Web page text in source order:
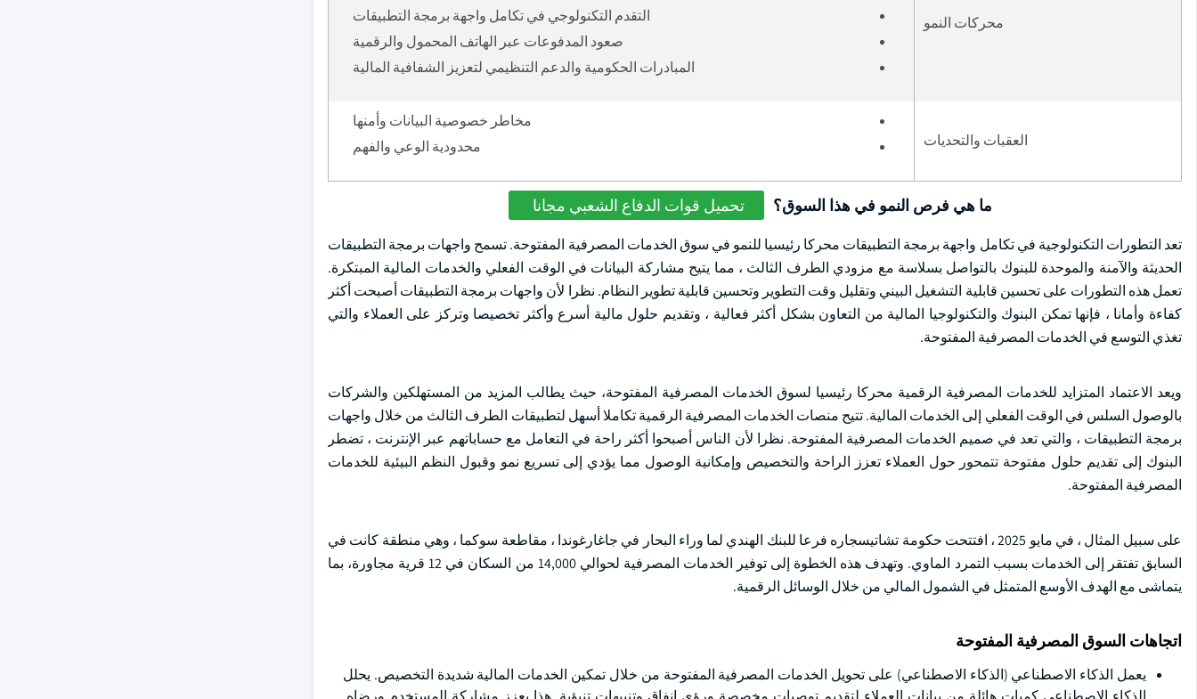
محركات النمو
التقدم التكنولوجي في تكامل واجهة برمجة التطبيقات
صعود المدفوعات عبر الهاتف المحمول والرقمية
المبادرات الحكومية والدعم التنظيمي لتعزيز الشفافية المالية
العقبات والتحديات
مخاطر خصوصية البيانات وأمنها
محدودية الوعي والفهم
ما هي فرص النمو في هذا السوق؟ تحميل قوات الدفاع الشعبي مجانا
تعد التطورات التكنولوجية في تكامل واجهة برمجة التطبيقات محركا رئيسيا للنمو في سوق الخدمات المصرفية المفتوحة. تسمح واجهات برمجة التطبيقات
الحديثة والآمنة والموحدة للبنوك بالتواصل بسلاسة مع مزودي الطرف الثالث ، مما يتيح مشاركة البيانات في الوقت الفعلي والخدمات المالية المبتكرة.
تعمل هذه التطورات على تحسين قابلية التشغيل البيني وتقليل وقت التطوير وتحسين قابلية تطوير النظام. نظرا لأن واجهات برمجة التطبيقات أصبحت أكثر
كفاءة وأمانا ، فإنها تمكن البنوك والتكنولوجيا المالية من التعاون بشكل أكثر فعالية ، وتقديم حلول مالية أسرع وأكثر تخصيصا وتركز على العملاء والتي
تغذي التوسع في الخدمات المصرفية المفتوحة.
ويعد الاعتماد المتزايد للخدمات المصرفية الرقمية محركا رئيسيا لسوق الخدمات المصرفية المفتوحة، حيث يطالب المزيد من المستهلكين والشركات
بالوصول السلس في الوقت الفعلي إلى الخدمات المالية. تتيح منصات الخدمات المصرفية الرقمية تكاملا أسهل لتطبيقات الطرف الثالث من خلال واجهات
برمجة التطبيقات ، والتي تعد في صميم الخدمات المصرفية المفتوحة. نظرا لأن الناس أصبحوا أكثر راحة في التعامل مع حساباتهم عبر الإنترنت ، تضطر
البنوك إلى تقديم حلول مفتوحة تتمحور حول العملاء تعزز الراحة والتخصيص وإمكانية الوصول مما يؤدي إلى تسريع نمو وقبول النظم البيئية للخدمات
المصرفية المفتوحة.
على سبيل المثال ، في مايو 2025 ، افتتحت حكومة تشاتيسجاره فرعا للبنك الهندي لما وراء البحار في جاغارغوندا ، مقاطعة سوكما ، وهي منطقة كانت في
السابق تفتقر إلى الخدمات بسبب التمرد الماوي. وتهدف هذه الخطوة إلى توفير الخدمات المصرفية لحوالي 14,000 من السكان في 12 قرية مجاورة، بما
يتماشى مع الهدف الأوسع المتمثل في الشمول المالي من خلال الوسائل الرقمية.
اتجاهات السوق المصرفية المفتوحة
يعمل الذكاء الاصطناعي (الذكاء الاصطناعي) على تحويل الخدمات المصرفية المفتوحة من خلال تمكين الخدمات المالية شديدة التخصيص. يحلل